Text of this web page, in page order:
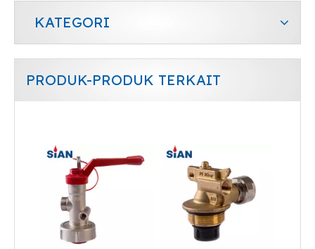
KATEGORI
PRODUK-PRODUK TERKAIT
Katup Pemadam Api Dengan Persetujuan CE Katup Kuningan Merek SiAN Untuk Pemadam Api Serbuk Kering